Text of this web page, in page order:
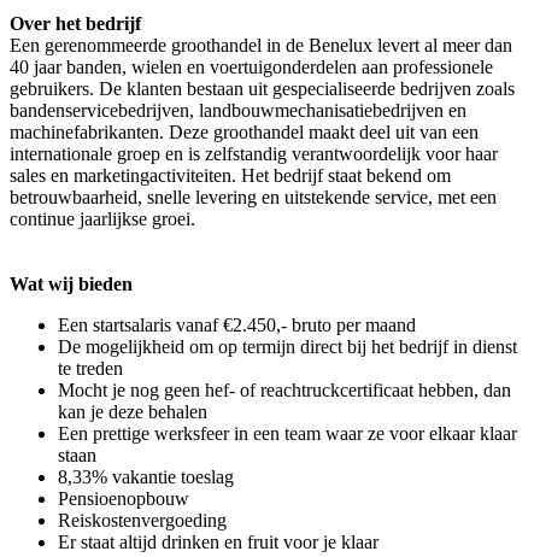
Over het bedrijf
Een gerenommeerde groothandel in de Benelux levert al meer dan
40 jaar banden, wielen en voertuigonderdelen aan professionele
gebruikers. De klanten bestaan uit gespecialiseerde bedrijven zoals
bandenservicebedrijven, landbouwmechanisatiebedrijven en
machinefabrikanten. Deze groothandel maakt deel uit van een
internationale groep en is zelfstandig verantwoordelijk voor haar
sales en marketingactiviteiten. Het bedrijf staat bekend om
betrouwbaarheid, snelle levering en uitstekende service, met een
continue jaarlijkse groei.
Wat wij bieden
Een startsalaris vanaf €2.450,- bruto per maand
De mogelijkheid om op termijn direct bij het bedrijf in dienst
te treden
Mocht je nog geen hef- of reachtruckcertificaat hebben, dan
kan je deze behalen
Een prettige werksfeer in een team waar ze voor elkaar klaar
staan
8,33% vakantie toeslag
Pensioenopbouw
Reiskostenvergoeding
Er staat altijd drinken en fruit voor je klaar